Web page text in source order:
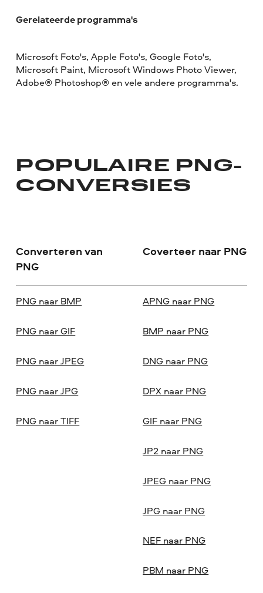
Gerelateerde programma's
Microsoft Foto's, Apple Foto's, Google Foto's,
Microsoft Paint, Microsoft Windows Photo Viewer,
Adobe® Photoshop® en vele andere programma's.
POPULAIRE PNG-
CONVERSIES
Converteren van
PNG
Coverteer naar PNG
PNG naar BMP
PNG naar GIF
PNG naar JPEG
PNG naar JPG
PNG naar TIFF
APNG naar PNG
BMP naar PNG
DNG naar PNG
DPX naar PNG
GIF naar PNG
JP2 naar PNG
JPEG naar PNG
JPG naar PNG
NEF naar PNG
PBM naar PNG